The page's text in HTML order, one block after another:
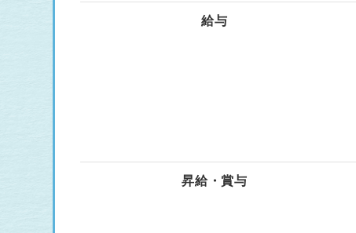
給与
昇給・賞与